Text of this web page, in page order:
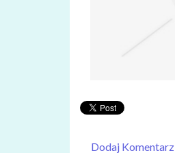
Dodaj Komentarz